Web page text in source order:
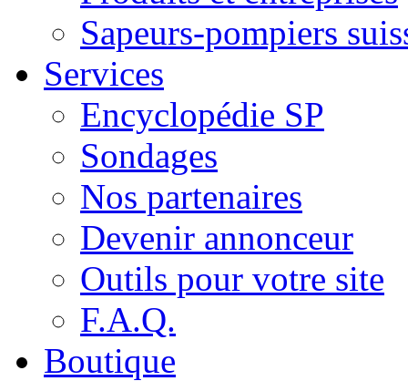
Sapeurs-pompiers
Services
Encyclopédie SP
Sondages
Nos partenaires
Devenir annonceur
Outils pour votre site
F.A.Q.
Boutique